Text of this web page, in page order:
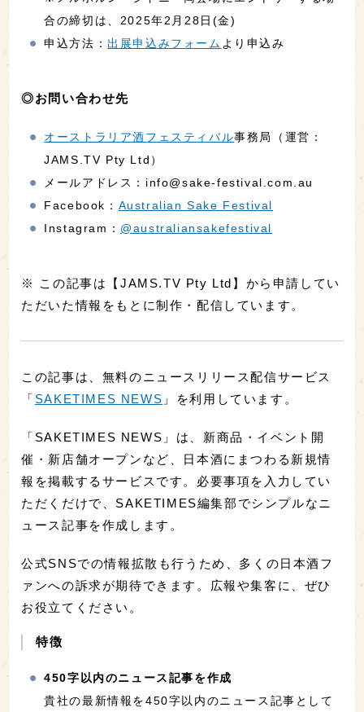
合の締切は、2025年2月28日(金)
申込方法：出展申込みフォーム より申込み
◎お問い合わせ先
オーストラリア酒フェスティバル事務局（運営：
JAMS.TV Pty Ltd）
メールアドレス：info@sake-festival.com.au
Facebook： Australian Sake Festival
Instagram： @australiansakefestival
※ この記事は【JAMS.TV Pty Ltd】から申請してい
ただいた情報をもとに制作・配信しています。
この記事は、無料のニュースリリース配信サービス
「 SAKETIMES NEWS 」を利用しています。
「SAKETIMES NEWS」は、新商品・イベント開
催・新店舗オープンなど、日本酒にまつわる新規情
報を掲載するサービスです。必要事項を入力してい
ただくだけで、SAKETIMES編集部でシンプルなニ
ュース記事を作成します。
公式SNSでの情報拡散も行うため、多くの日本酒フ
ァンへの訴求が期待できます。広報や集客に、ぜひ
お役立てください。
特徴
450字以内のニュース記事を作成
貴社の最新情報を450字以内のニュース記事として